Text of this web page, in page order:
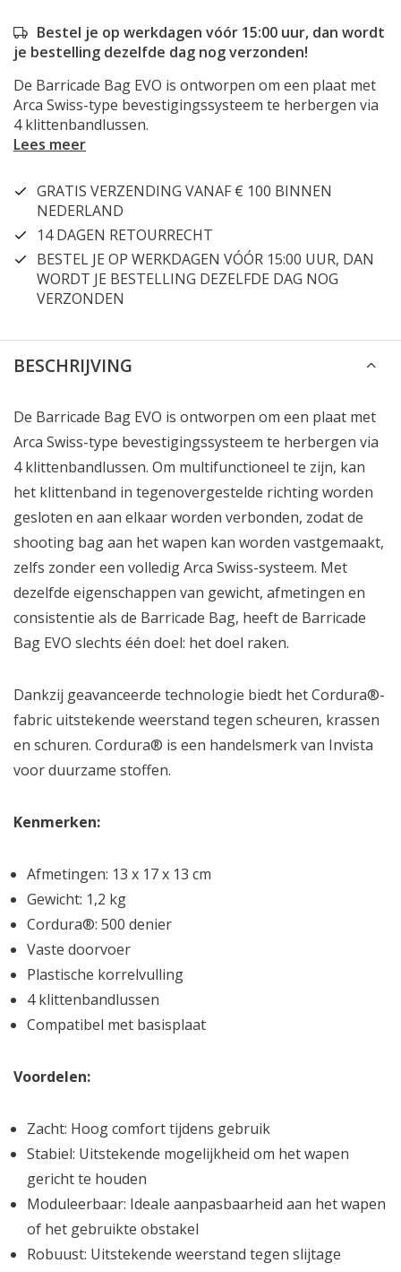
Bestel je op werkdagen vóór 15:00 uur, dan wordt
je bestelling dezelfde dag nog verzonden!
De Barricade Bag EVO is ontworpen om een plaat met
Arca Swiss-type bevestigingssysteem te herbergen via
4 klittenbandlussen.
Lees meer
GRATIS VERZENDING VANAF € 100 BINNEN
NEDERLAND
14 DAGEN RETOURRECHT
BESTEL JE OP WERKDAGEN VÓÓR 15:00 UUR, DAN
WORDT JE BESTELLING DEZELFDE DAG NOG
VERZONDEN
BESCHRIJVING
De Barricade Bag EVO is ontworpen om een plaat met
Arca Swiss-type bevestigingssysteem te herbergen via
4 klittenbandlussen. Om multifunctioneel te zijn, kan
het klittenband in tegenovergestelde richting worden
gesloten en aan elkaar worden verbonden, zodat de
shooting bag aan het wapen kan worden vastgemaakt,
zelfs zonder een volledig Arca Swiss-systeem. Met
dezelfde eigenschappen van gewicht, afmetingen en
consistentie als de Barricade Bag, heeft de Barricade
Bag EVO slechts één doel: het doel raken.
Dankzij geavanceerde technologie biedt het Cordura®-
fabric uitstekende weerstand tegen scheuren, krassen
en schuren. Cordura® is een handelsmerk van Invista
voor duurzame stoffen.
Kenmerken:
Afmetingen: 13 x 17 x 13 cm
Gewicht: 1,2 kg
Cordura®: 500 denier
Vaste doorvoer
Plastische korrelvulling
4 klittenbandlussen
Compatibel met basisplaat
Voordelen:
Zacht: Hoog comfort tijdens gebruik
Stabiel: Uitstekende mogelijkheid om het wapen
gericht te houden
Moduleerbaar: Ideale aanpasbaarheid aan het wapen
of het gebruikte obstakel
Robuust: Uitstekende weerstand tegen slijtage